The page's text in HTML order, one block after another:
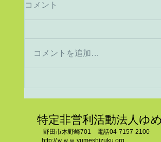
猛暑から酷暑へ
コメント
コメントを追加…
特定非営利活動法人ゆ
野田市木野崎701 電話04-7157-2100